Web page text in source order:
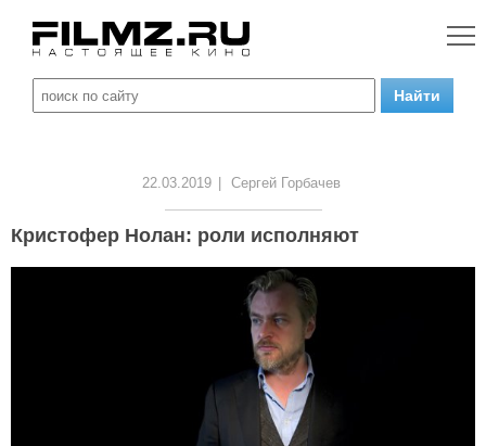
22.03.2019 Сергей Горбачев
Кристофер Нолан: роли исполняют